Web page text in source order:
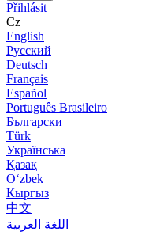
Přihlásit
Cz
English
Русский
Deutsch
Français
Español
Português Brasileiro
Български
Türk
Українська
Қазақ
Оʻzbek
Кыргыз
中文
اللغة العربية